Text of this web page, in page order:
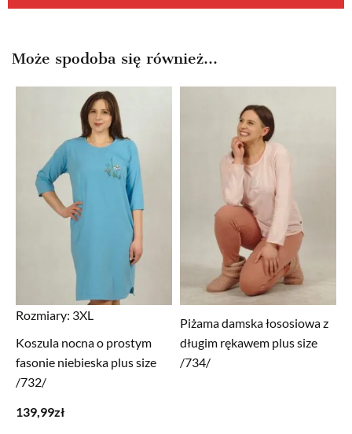
Może spodoba się również…
Rozmiary: 3XL
Koszula nocna o prostym
fasonie niebieska plus size
/732/
139,99zł
Piżama damska łososiowa z
długim rękawem plus size
/734/